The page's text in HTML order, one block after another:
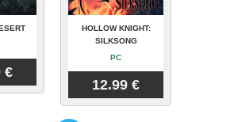
€
HOLLOW KNIGHT:
SILKSONG
PC
12.99 €